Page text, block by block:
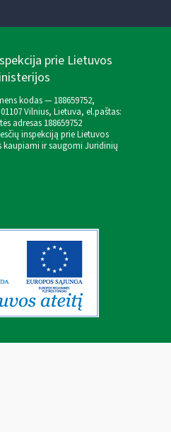
prie Lietuvos
kodas — 188659752,
Vilnius, Lietuva, el.paštas:
adresas 188659752
inspekciją prie Lietuvos
kaupiami ir saugomi Juridinių